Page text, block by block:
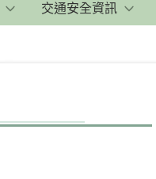
交通安全資訊